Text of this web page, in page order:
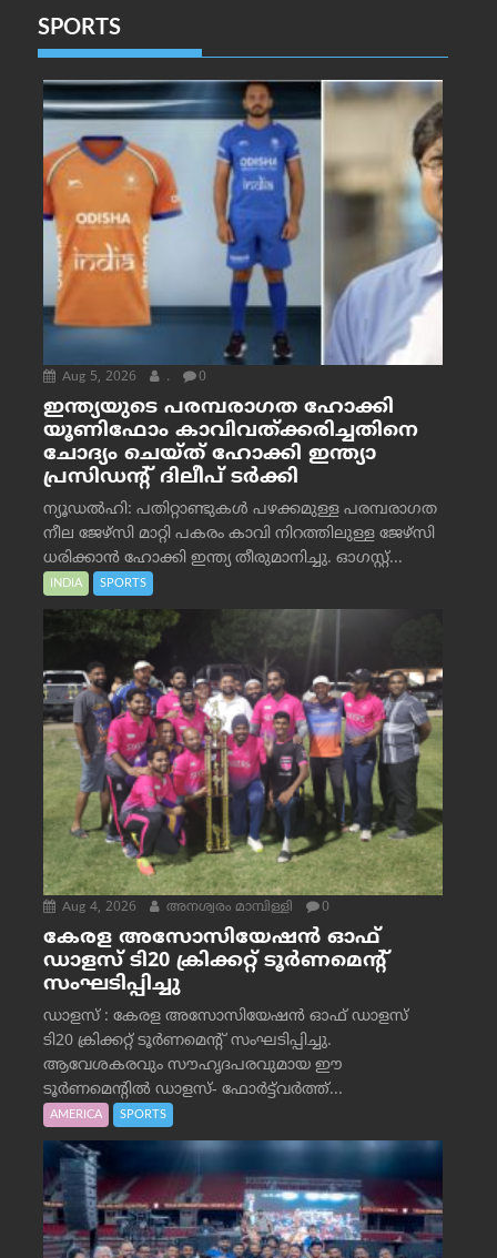
SPORTS
Aug 5, 2026 . 0
ഇന്ത്യയുടെ പരമ്പരാഗത ഹോക്കി
യൂണിഫോം കാവിവത്ക്കരിച്ചതിനെ
ചോദ്യം ചെയ്ത് ഹോക്കി ഇന്ത്യാ
പ്രസിഡന്റ് ദിലീപ് ടര്‍ക്കി
ന്യൂഡൽഹി: പതിറ്റാണ്ടുകൾ പഴക്കമുള്ള പരമ്പരാഗത
നീല ജേഴ്‌സി മാറ്റി പകരം കാവി നിറത്തിലുള്ള ജേഴ്‌സി
ധരിക്കാൻ ഹോക്കി ഇന്ത്യ തീരുമാനിച്ചു. ഓഗസ്റ്റ്...
INDIA SPORTS
Aug 4, 2026 അനശ്വരം മാമ്പിള്ളി 0
കേരള അസോസിയേഷൻ ഓഫ്
ഡാളസ് ടി20 ക്രിക്കറ്റ് ടൂർണമെന്റ്
സംഘടിപ്പിച്ചു
ഡാളസ് : കേരള അസോസിയേഷൻ ഓഫ് ഡാളസ്
ടി20 ക്രിക്കറ്റ് ടൂർണമെന്റ് സംഘടിപ്പിച്ചു.
ആവേശകരവും സൗഹൃദപരവുമായ ഈ
ടൂർണമെന്റിൽ ഡാളസ്- ഫോർട്ട്‌വര്‍ത്ത്...
AMERICA SPORTS